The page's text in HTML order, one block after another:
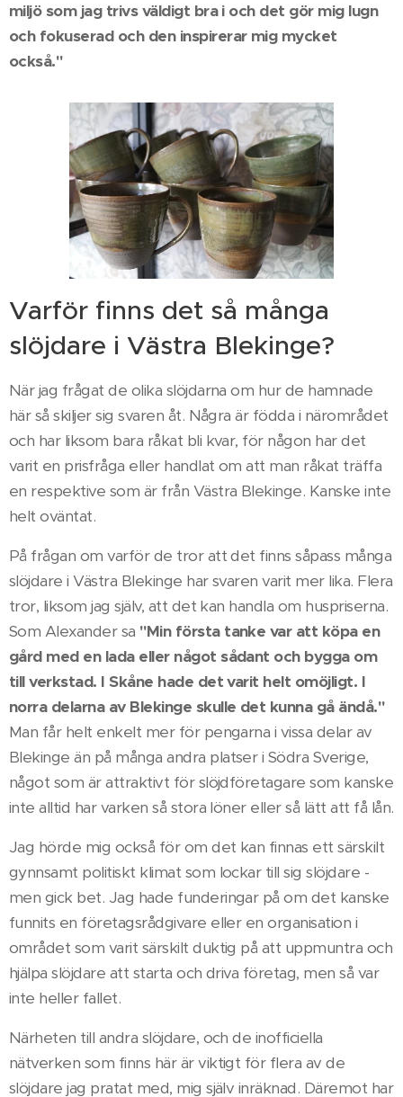
miljö som jag trivs väldigt bra i och det gör mig lugn
och fokuserad och den inspirerar mig mycket
också."
Varför finns det så många
slöjdare i Västra Blekinge?
När jag frågat de olika slöjdarna om hur de hamnade
här så skiljer sig svaren åt. Några är födda i närområdet
och har liksom bara råkat bli kvar, för någon har det
varit en prisfråga eller handlat om att man råkat träffa
en respektive som är från Västra Blekinge. Kanske inte
helt oväntat.
På frågan om varför de tror att det finns såpass många
slöjdare i Västra Blekinge har svaren varit mer lika. Flera
tror, liksom jag själv, att det kan handla om huspriserna.
Som Alexander sa "Min första tanke var att köpa en
gård med en lada eller något sådant och bygga om
till verkstad. I Skåne hade det varit helt omöjligt. I
norra delarna av Blekinge skulle det kunna gå ändå."
Man får helt enkelt mer för pengarna i vissa delar av
Blekinge än på många andra platser i Södra Sverige,
något som är attraktivt för slöjdföretagare som kanske
inte alltid har varken så stora löner eller så lätt att få lån.
Jag hörde mig också för om det kan finnas ett särskilt
gynnsamt politiskt klimat som lockar till sig slöjdare -
men gick bet. Jag hade funderingar på om det kanske
funnits en företagsrådgivare eller en organisation i
området som varit särskilt duktig på att uppmuntra och
hjälpa slöjdare att starta och driva företag, men så var
inte heller fallet.
Närheten till andra slöjdare, och de inofficiella
nätverken som finns här är viktigt för flera av de
slöjdare jag pratat med, mig själv inräknad. Däremot har